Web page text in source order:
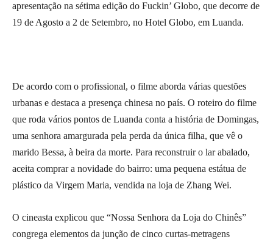
apresentação na sétima edição do Fuckin’ Globo, que decorre de
19 de Agosto a 2 de Setembro, no Hotel Globo, em Luanda.
De acordo com o profissional, o filme aborda várias questões
urbanas e destaca a presença chinesa no país. O roteiro do filme
que roda vários pontos de Luanda conta a história de Domingas,
uma senhora amargurada pela perda da única filha, que vê o
marido Bessa, à beira da morte. Para reconstruir o lar abalado,
aceita comprar a novidade do bairro: uma pequena estátua de
plástico da Virgem Maria, vendida na loja de Zhang Wei.
O cineasta explicou que “Nossa Senhora da Loja do Chinês”
congrega elementos da junção de cinco curtas-metragens